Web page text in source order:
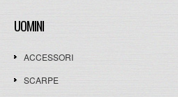
UOMINI
ACCESSORI
SCARPE